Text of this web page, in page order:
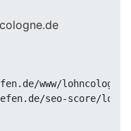
www/
seo-score/